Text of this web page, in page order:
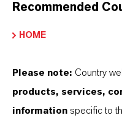
Recommended
HOME
Please note: Country
products, services,
information specific to